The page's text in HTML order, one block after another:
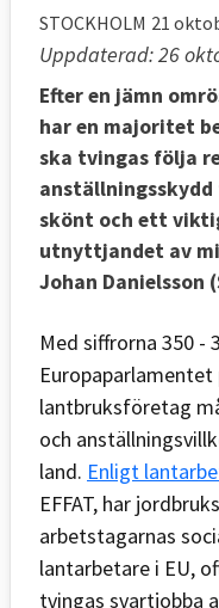
STOCKHOLM 21
Uppdaterad: 26
Efter en jämn
har en majoritet
ska tvingas följa
skönt och ett
utnyttjandet av
Johan Danielsson
Med siffrorna 350 -
lantbruksföretag
och
land. Enligt
EFFAT, har
arbetstagarnas
lantarbetare i EU,
tvingas svartjobba